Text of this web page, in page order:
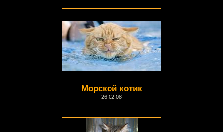
Морской котик
26.02.08